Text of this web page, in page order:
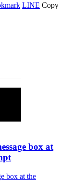
LINE Copy
box at
box at the